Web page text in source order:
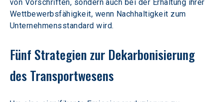
von Vorschriften, sondern auch bei der Erhaltung ihrer
Wettbewerbsfähigkeit, wenn Nachhaltigkeit zum
Unternehmensstandard wird.
Fünf Strategien zur Dekarbonisierung
des Transportwesens